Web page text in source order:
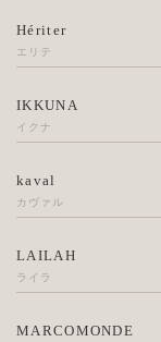
Hériter
エリテ
IKKUNA
イクナ
kaval
カヴァル
LAILAH
ライラ
MARCOMONDE